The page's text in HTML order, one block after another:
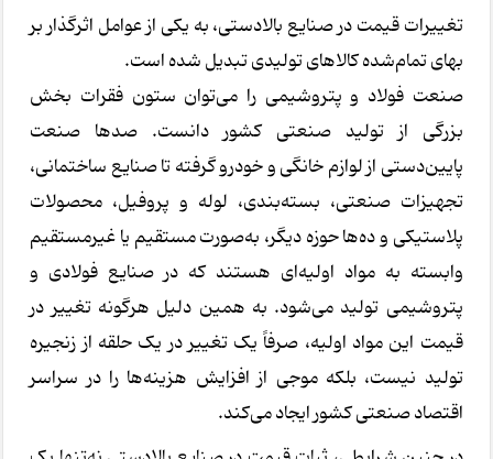
تغییرات قیمت در صنایع بالادستی، به یکی از عوامل اثرگذار بر
بهای تمام‌شده کالاهای تولیدی تبدیل شده است.
صنعت فولاد و پتروشیمی را می‌توان ستون فقرات بخش
بزرگی از تولید صنعتی کشور دانست. صدها صنعت
پایین‌دستی از لوازم خانگی و خودرو گرفته تا صنایع ساختمانی،
تجهیزات صنعتی، بسته‌بندی، لوله و پروفیل، محصولات
پلاستیکی و ده‌ها حوزه دیگر، به‌صورت مستقیم یا غیرمستقیم
وابسته به مواد اولیه‌ای هستند که در صنایع فولادی و
پتروشیمی تولید می‌شود. به همین دلیل هرگونه تغییر در
قیمت این مواد اولیه، صرفاً یک تغییر در یک حلقه از زنجیره
تولید نیست، بلکه موجی از افزایش هزینه‌ها را در سراسر
اقتصاد صنعتی کشور ایجاد می‌کند.